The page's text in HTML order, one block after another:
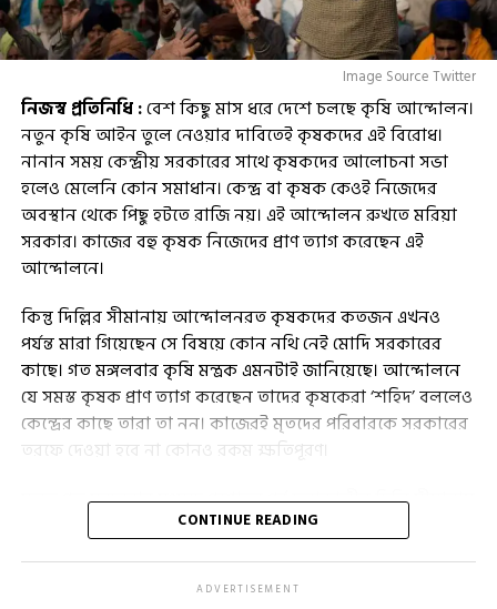
Image Source Twitter
নিজস্ব প্রতিনিধি :বেশ কিছু মাস ধরে দেশে চলছে কৃষি আন্দোলন।
নতুন কৃষি আইন তুলে নেওয়ার দাবিতেই কৃষকদের এই বিরোধ।
নানান সময় কেন্দ্রীয় সরকারের সাথে কৃষকদের আলোচনা সভা
হলেও মেলেনি কোন সমাধান। কেন্দ্র বা কৃষক কেওই নিজেদের
অবস্থান থেকে পিছু হটতে রাজি নয়। এই আন্দোলন রুখতে মরিয়া
সরকার। কাজের বহু কৃষক নিজেদের প্রাণ ত্যাগ করেছেন এই
আন্দোলনে।
কিন্তু দিল্লির সীমানায় আন্দোলনরত কৃষকদের কতজন এখনও
পর্যন্ত মারা গিয়েছেন সে বিষয়ে কোন নথি নেই মোদি সরকারের
কাছে। গত মঙ্গলবার কৃষি মন্ত্রক এমনটাই জানিয়েছে। আন্দোলনে
যে সমস্ত কৃষক প্রাণ ত্যাগ করেছেন তাদের কৃষকেরা ‘শহিদ’ বললেও
কেন্দ্রের কাছে তারা তা নন। কাজেরই মৃতদের পরিবারকে সরকারের
তরফে দেওয়া হবে না কোনও রকম ক্ষতিপূরণ।
মূলত গত মঙ্গলবার সংসদে প্রশ্নোত্তর পর্ব চলাকালীন দিল্লি সীমানায়
চলতে তাহলে কৃষি আন্দোলন প্রসঙ্গে পশ্চিমবঙ্গের তৃণমূল কংগ্রেস
তাদের সেই প্রশ্নের উত্তরেই কেন্দ্রের তরফে এই সমস্ত তথ্য গুলি
CONTINUE READING
ADVERTISEMENT